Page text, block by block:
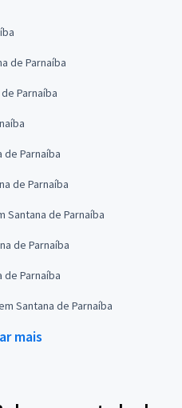
de Parnaíba
Parnaíba
de Parnaíba
de Parnaíba
Santana de Parnaíba
de Parnaíba
de Parnaíba
Santana de Parnaíba
mais